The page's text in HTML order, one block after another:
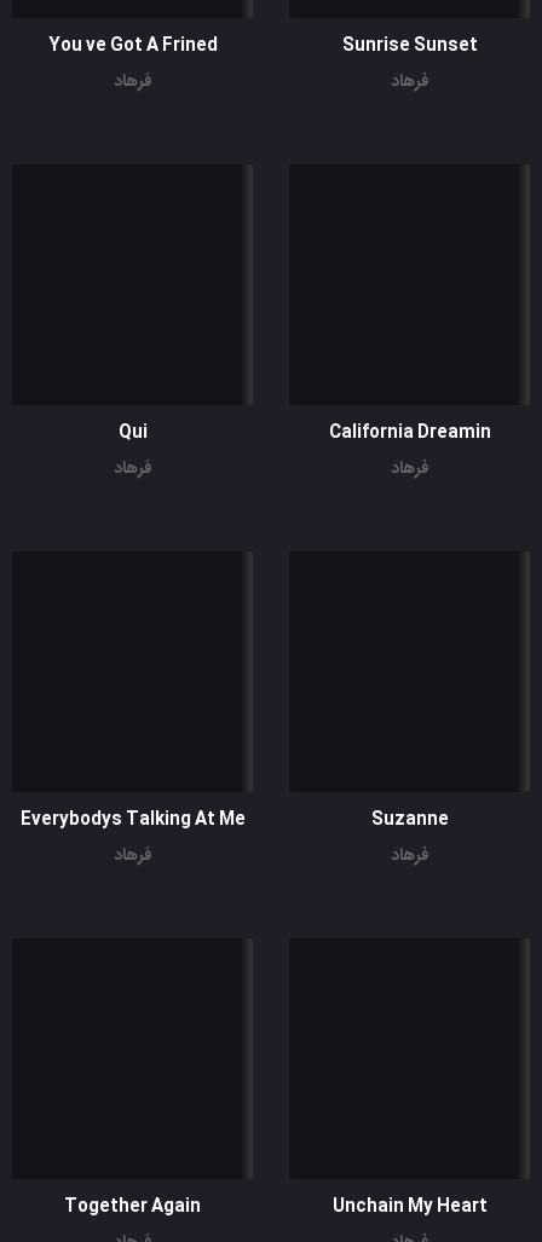
Sunrise Sunset
فرهاد
You ve Got A Frined
فرهاد
California Dreamin
فرهاد
Qui
فرهاد
Suzanne
فرهاد
Everybodys Talking At Me
فرهاد
Unchain My Heart
Together Again